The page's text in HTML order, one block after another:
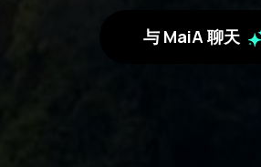
与 MaiA 聊天